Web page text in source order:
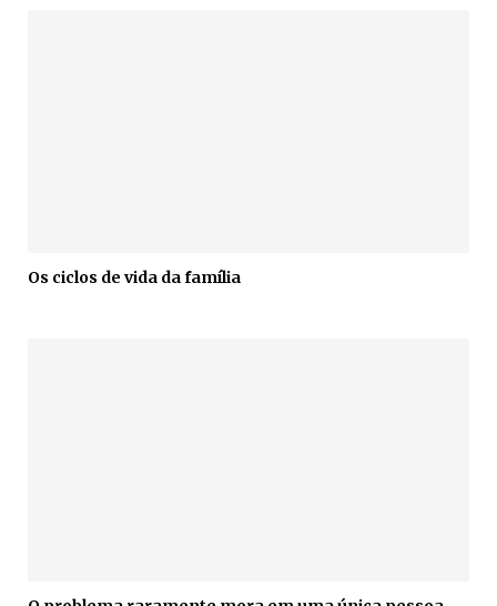
Os ciclos de vida da família